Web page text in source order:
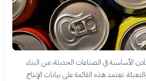
الأساسية في الصناعات الحديثة، من البناء
تعتمد هذه القائمة على بيانات الإنتاج